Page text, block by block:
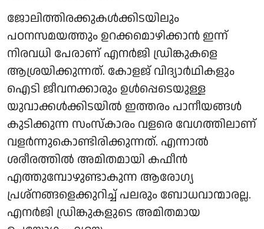
ജോലിത്തിരക്കുകൾക്കിടയിലും
പഠനസമയത്തും ഉറക്കമൊഴിക്കാൻ ഇന്ന്
നിരവധി പേരാണ് എനർജി ഡ്രിങ്കുകളെ
ആശ്രയിക്കുന്നത്. കോളജ് വിദ്യാർഥികളും
ഐടി ജീവനക്കാരും ഉൾപ്പെടെയുള്ള
യുവാക്കൾക്കിടയിൽ ഇത്തരം പാനീയങ്ങൾ
കുടിക്കുന്ന സംസ്കാരം വളരെ വേഗത്തിലാണ്
വളർന്നുകൊണ്ടിരിക്കുന്നത്. എന്നാൽ
ശരീരത്തിൽ അമിതമായി കഫീൻ
എത്തുമ്പോഴുണ്ടാകുന്ന ആരോഗ്യ
പ്രശ്നങ്ങളെക്കുറിച്ച് പലരും ബോധവാന്മാരല്ല.
എനർജി ഡ്രിങ്കുകളുടെ അമിതമായ